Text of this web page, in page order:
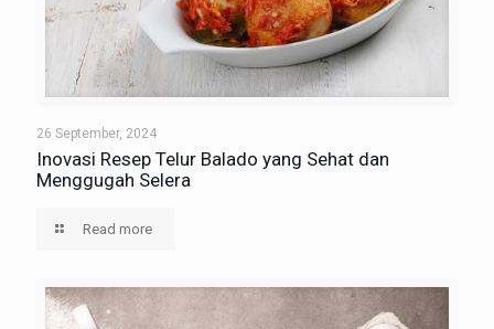
26 September, 2024
Inovasi Resep Telur Balado yang Sehat dan
Menggugah Selera
Read more